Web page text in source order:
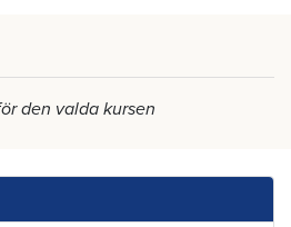
den valda kursen